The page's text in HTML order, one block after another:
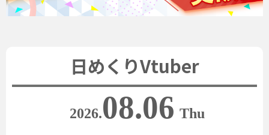
日めくりVtuber
2026.08.06 Thu